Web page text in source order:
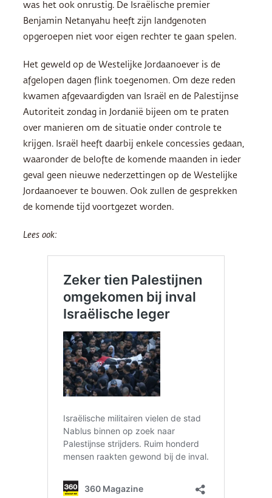
was het ook onrustig. De Israëlische premier
Benjamin Netanyahu heeft zijn landgenoten
opgeroepen niet voor eigen rechter te gaan spelen.
Het geweld op de Westelijke Jordaanoever is de
afgelopen dagen flink toegenomen. Om deze reden
kwamen afgevaardigden van Israël en de Palestijnse
Autoriteit zondag in Jordanië bijeen om te praten
over manieren om de situatie onder controle te
krijgen. Israël heeft daarbij enkele concessies gedaan,
waaronder de belofte de komende maanden in ieder
geval geen nieuwe nederzettingen op de Westelijke
Jordaanoever te bouwen. Ook zullen de gesprekken
de komende tijd voortgezet worden.
Lees ook: